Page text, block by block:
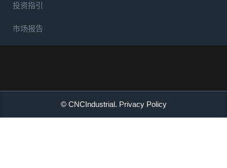
投资指引
市场报告
© CNCIndustrial. Privacy Policy